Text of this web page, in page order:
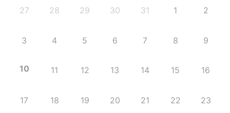
27 28 29 30 31 1 2
3 4 5 6 7 8 9
10 11 12 13 14 15 16
17 18 19 20 21 22 23